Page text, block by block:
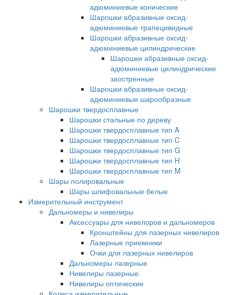
адюминиевые конические
Шарошки абразивные оксид-
адюминиевые трапецивидные
Шарошки абразивные оксид-
адюминиевые цилиндрические
Шарошки абразивные оксид-
адюминиевые цилиндрические
заостренные
Шарошки абразивные оксид-
адюминиевые шарообразные
Шарошки твердосплавные
Шарошки стальные по дереву
Шарошки твердосплавные тип A
Шарошки твердосплавные тип C
Шарошки твердосплавные тип G
Шарошки твердосплавные тип H
Шарошки твердосплавные тип M
Шары полировальные
Шары шлифовальные белые
Измерительный инструмент
Дальномеры и нивелиры
Аксессуары для нивелоров и дальномеров
Кронштейны для лазерных нивелиров
Лазерные приемники
Очки для лазерных нивелиров
Дальномеры лазерные
Нивелиры лазерные
Нивелиры оптические